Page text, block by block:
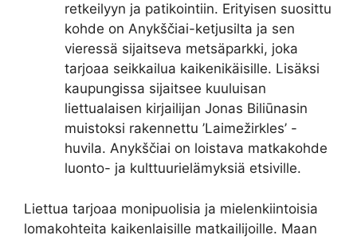
retkeilyyn ja patikointiin. Erityisen suosittu
kohde on Anykščiai-ketjusilta ja sen
vieressä sijaitseva metsäparkki, joka
tarjoaa seikkailua kaikenikäisille. Lisäksi
kaupungissa sijaitsee kuuluisan
liettualaisen kirjailijan Jonas Biliūnasin
muistoksi rakennettu ’Laimežirkles’ -
huvila. Anykščiai on loistava matkakohde
luonto- ja kulttuurielämyksiä etsiville.
Liettua tarjoaa monipuolisia ja mielenkiintoisia
lomakohteita kaikenlaisille matkailijoille. Maan